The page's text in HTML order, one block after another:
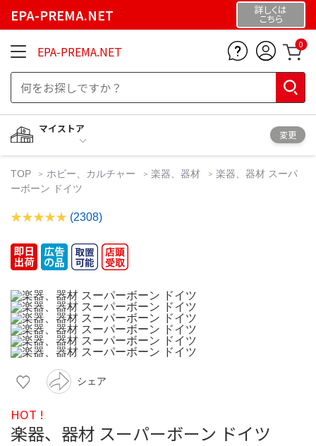
EPA-PREMA.NET 詳しくは
こちら
EPA-PREMA.NET 0
マイストア
変更
TOP ホビー、カルチャー 楽器、器材
楽器、器材 スーパ
ーボーン ドイツ
(2308)
シェア
HOT !
楽器、器材 スーパーボーン ドイツ